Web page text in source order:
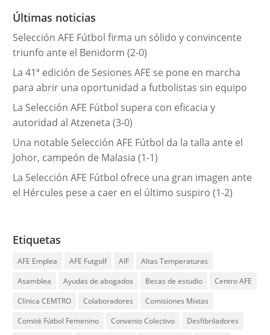
r
a
s
Últimas noticias
Selección AFE Fútbol firma un sólido y convincente
triunfo ante el Benidorm (2-0)
La 41ª edición de Sesiones AFE se pone en marcha
para abrir una oportunidad a futbolistas sin equipo
La Selección AFE Fútbol supera con eficacia y
autoridad al Atzeneta (3-0)
Una notable Selección AFE Fútbol da la talla ante el
Johor, campeón de Malasia (1-1)
La Selección AFE Fútbol ofrece una gran imagen ante
el Hércules pese a caer en el último suspiro (1-2)
Etiquetas
AFE Emplea AFE Futgolf AIF
Altas Temperaturas
Asamblea
Ayudas de abogados Becas de estudio
Centro AFE
Clínica CEMTRO
Colaboradores
Comisiones Mixtas
Comité Fútbol Femenino
Convenio Colectivo
Desfibriladores